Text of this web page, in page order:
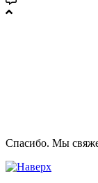
Спасибо. Мы